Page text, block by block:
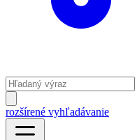
rozšírené vyhľadávanie